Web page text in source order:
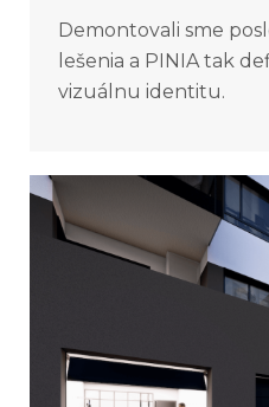
Demontovali sme
lešenia a PINIA tak
vizuálnu identitu.